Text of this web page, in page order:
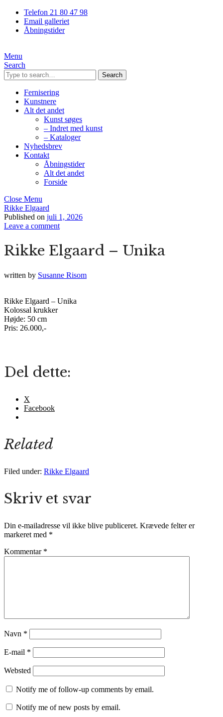
Telefon 21 80 47 98
Email galleriet
Åbningstider
Menu
Search
Search
Fernisering
Kunstnere
Alt det andet
Kunst søges
– Indret med kunst
– Kataloger
Nyhedsbrev
Kontakt
Åbningstider
Alt det andet
Forside
Close Menu
Rikke Elgaard
Published on juli 1, 2026
Leave a comment
Rikke Elgaard – Unika
written by Susanne Risom
Rikke Elgaard – Unika
Kolossal krukker
Højde: 50 cm
Pris: 26.000,-
Del dette:
X
Facebook
Related
Filed under: Rikke Elgaard
Skriv et svar
Din e-mailadresse vil ikke blive publiceret. Krævede felter er
markeret med *
Kommentar *
Navn *
E-mail *
Websted
Notify me of follow-up comments by email.
Notify me of new posts by email.